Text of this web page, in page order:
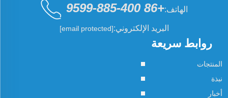
روابط سريعة
المنتجات
نبذة
أخبار
الهاتف:+86 400-885-9599
البريد الإلكتروني:[email protected]